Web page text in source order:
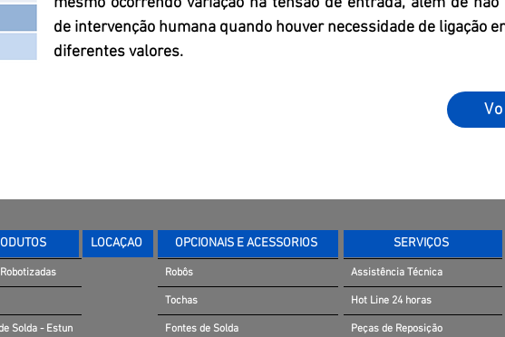
de intervenção humana quando houver necessidade de ligação
diferentes valores.
LOCAÇÃO
Solda - Estun
OPCIONAIS E ACESSÓRIOS
Robôs
Tochas
Fontes de Solda
SERVIÇOS
Assistência Técnica
Hot Line 24 horas
Peças de Reposição